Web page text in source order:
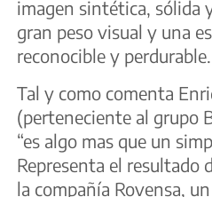
imagen sintética, sólida
gran peso visual y una
reconocible y perdurable.
Tal y como comenta
(perteneciente al grupo
“es algo mas que un
Representa el resultado
la compañía Rovensa,